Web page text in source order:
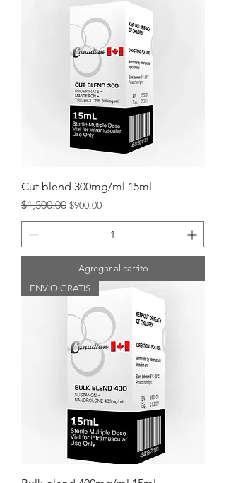
Cut blend 300mg/ml 15ml
Precio
$1,500.00 Precio de oferta
$900.00
Agregar al carrito
ENVIO GRATIS